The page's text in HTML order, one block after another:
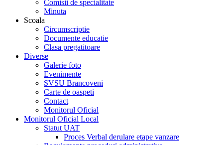
Comisii de specialitate
Minuta
Scoala
Circumscriptie
Documente educatie
Clasa pregatitoare
Diverse
Galerie foto
Evenimente
SVSU Brancoveni
Carte de oaspeti
Contact
Monitorul Oficial
Monitorul Oficial Local
Statut UAT
Proces Verbal derulare etape vanzare